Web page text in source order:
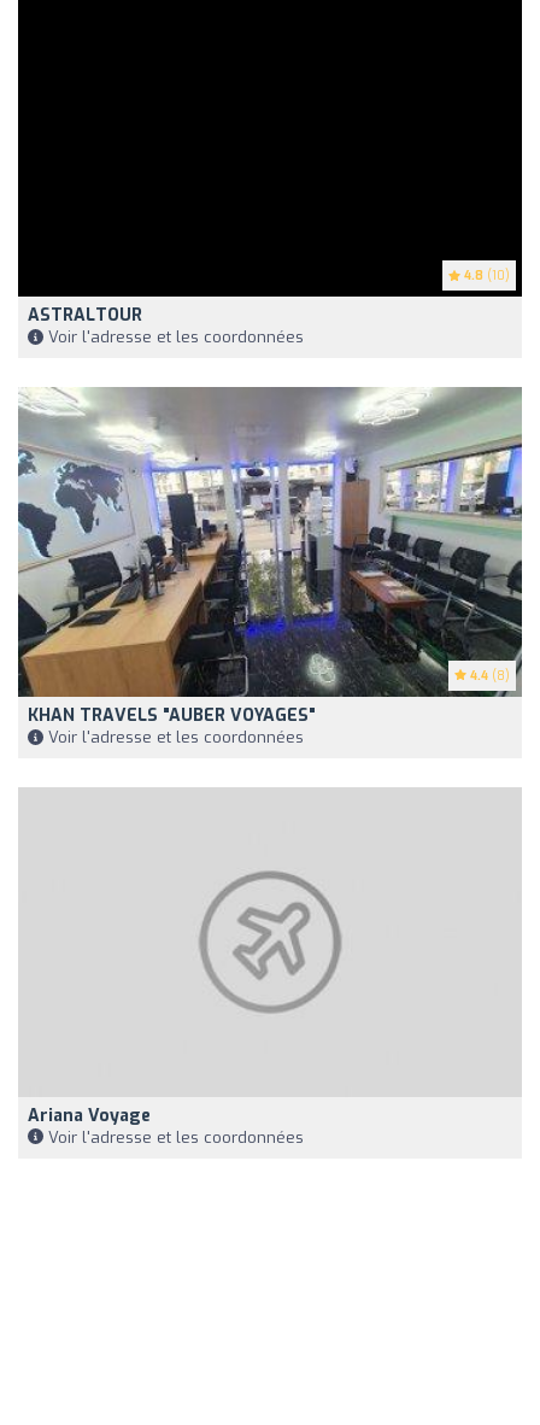
4.8 (10)
ASTRALTOUR
Voir l'adresse et les coordonnées
4.4 (8)
KHAN TRAVELS "AUBER VOYAGES"
Voir l'adresse et les coordonnées
Ariana Voyage
Voir l'adresse et les coordonnées